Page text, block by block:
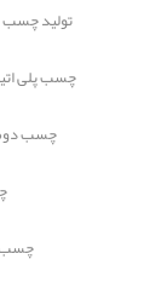
تولید چسب
چسب پلی
چسب
چسب